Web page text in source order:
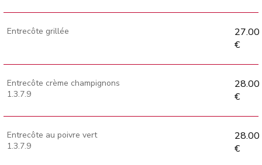
Entrecôte grillée
27.00
€
Entrecôte crème champignons
1.3.7.9
28.00
€
Entrecôte au poivre vert
1.3.7.9
28.00
€